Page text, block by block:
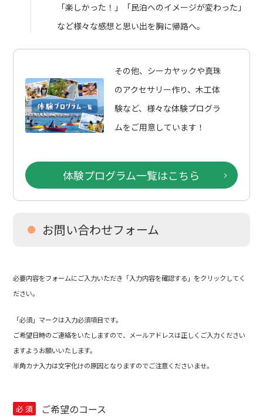
「楽しかった！」「民泊へのイメージが変わった」
など様々な感想と思い出を胸に帰路へ。
その他、シーカヤックや真珠
のアクセサリー作り、木工体
験など、様々な体験プログラ
ムをご用意しています！
体験プログラム一覧はこちら
お問い合わせフォーム
必要内容をフォームにご入力いただき「入力内容を確認する」をクリックしてく
ださい。
「必須」マークは入力必須項目です。
ご希望日時のご連絡をいたしますので、メールアドレスは正しくご入力ください
ますようお願いいたします。
半角カナ入力は文字化けの原因となりますのでご注意くださいませ。
ご希望のコース
必須